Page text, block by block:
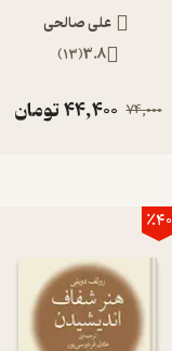
علی صالحی
3.8
(
13
)
74,000
44,400تومان
٪40